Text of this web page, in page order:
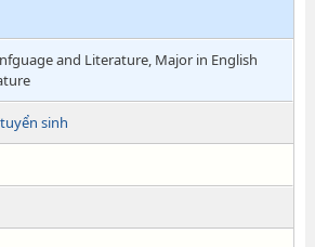
and Literature, Major in English
sinh